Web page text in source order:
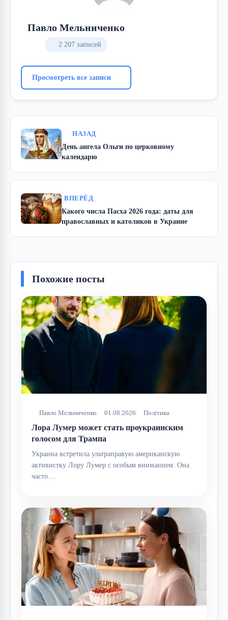
Павло Мельниченко
2 207 записей
Просмотреть все записи
НАЗАД
День ангела Ольги по церковному
календарю
ВПЕРЁД
Какого числа Пасха 2026 года: даты для
православных и католиков в Украине
Похожие посты
Павло Мельниченко 01.08.2026 Політика
Лора Лумер может стать проукраинским
голосом для Трампа
Украина встретила ультраправую американскую
активистку Лору Лумер с особым вниманием. Она
часто…